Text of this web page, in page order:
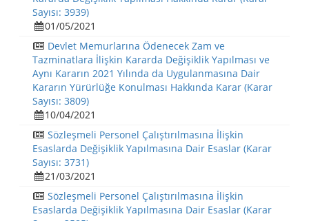
Sayısı: 3939)
01/05/2021
Devlet Memurlarına Ödenecek Zam ve
Tazminatlara İlişkin Kararda Değişiklik Yapılması ve
Aynı Kararın 2021 Yılında da Uygulanmasına Dair
Kararın Yürürlüğe Konulması Hakkında Karar (Karar
Sayısı: 3809)
10/04/2021
Sözleşmeli Personel Çalıştırılmasına İlişkin
Esaslarda Değişiklik Yapılmasına Dair Esaslar (Karar
Sayısı: 3731)
21/03/2021
Sözleşmeli Personel Çalıştırılmasına İlişkin
Esaslarda Değişiklik Yapılmasına Dair Esaslar (Karar